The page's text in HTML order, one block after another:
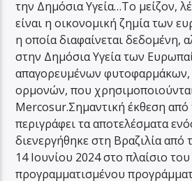
την Δημόσια Υγεία…Το μείζον,
είναι η οικονομική ζημία των
η οποία διαφαίνεται δεδομένη,
στην Δημόσια Υγεία των
απαγορευμένων φυτοφαρμάκων,
ορμονών, που
Mercosur.Σημαντική έκθεση από
περιγράφει τα αποτελέσματα
διενεργήθηκε στη Βραζιλία από
14 Ιουνίου 2024 στο πλαίσιο του
προγραμματισμένου